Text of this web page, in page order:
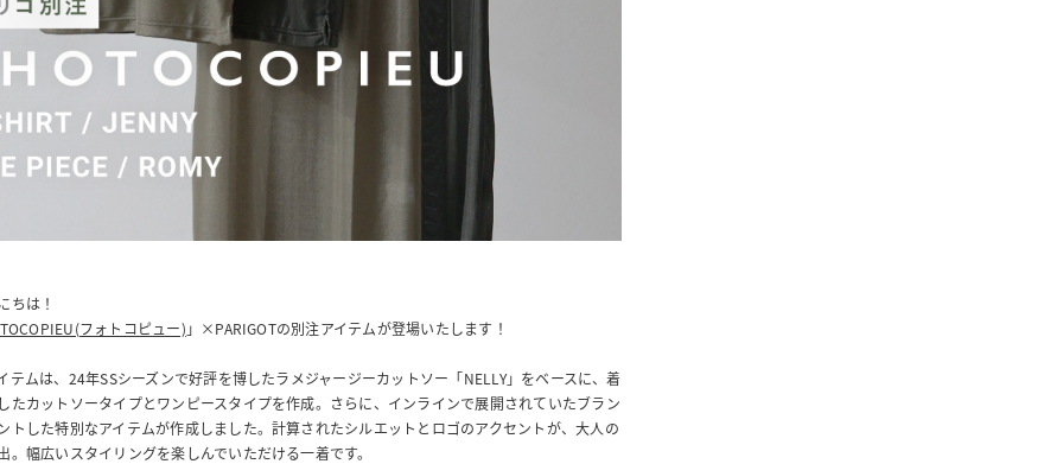
ちは！
フォトコピュー) 」×PARIGOTの別注アイテムが登場いたします！
テムは、24年SSシーズンで好評を博したラメジャージーカットソー「NELLY」をベースに、着
たカットソータイプとワンピースタイプを作成。さらに、インラインで展開されていたブラン
トした特別なアイテムが作成しました。計算されたシルエットとロゴのアクセントが、大人の
。幅広いスタイリングを楽しんでいただける一着です。